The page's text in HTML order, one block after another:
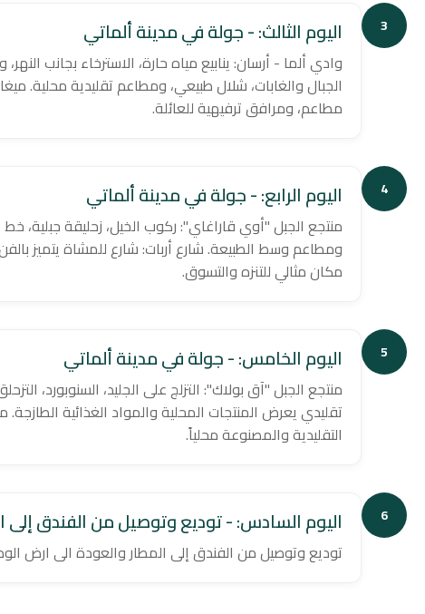
3 اليوم الثالث: - جولة في مدينة ألماتي
وادي ألما - أرسان: ينابيع مياه حارة، الاسترخاء بجانب
الجبال والغابات، شلال طبيعي، ومطاعم تقليدية محلية.
مطاعم، ومرافق ترفيهية للعائلة.
4 اليوم الرابع: - جولة في مدينة ألماتي
منتجع الجبل "أوي قاراغاي": ركوب الخيل، زحليقة جبلية، خط
ومطاعم وسط الطبيعة. شارع أربات: شارع للمشاة يتميز
مكان مثالي للتنزه والتسوق.
5 اليوم الخامس: - جولة في مدينة ألماتي
منتجع الجبل "آق بولاك": التزلج على الجليد، السنوبورد،
تقليدي يعرض المنتجات المحلية والمواد الغذائية
التقليدية والمصنوعة محلياً.
6 اليوم السادس: - توديع وتوصيل من الفندق إلى
توديع وتوصيل من الفندق إلى المطار والعودة الى ارض